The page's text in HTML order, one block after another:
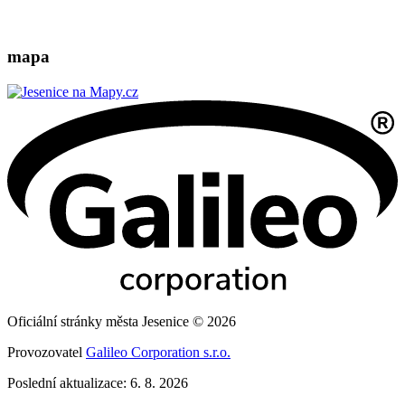
mapa
Oficiální stránky města Jesenice © 2026
Provozovatel Galileo Corporation s.r.o.
Poslední aktualizace: 6. 8. 2026